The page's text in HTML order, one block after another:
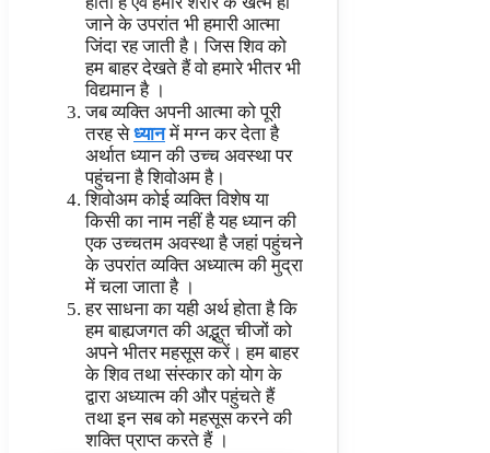
जाने के उपरांत भी हमारी आत्मा
जिंदा रह जाती है। जिस शिव को
हम बाहर देखते हैं वो हमारे भीतर भी
विद्यमान है ।
जब व्यक्ति अपनी आत्मा को पूरी
तरह सेध्यानमें मग्न कर देता है
अर्थात ध्यान की उच्च अवस्था पर
पहुंचना है शिवोअम है।
शिवोअम कोई व्यक्ति विशेष या
किसी का नाम नहीं है यह ध्यान की
एक उच्चतम अवस्था है जहां पहुंचने
के उपरांत व्यक्ति अध्यात्म की मुद्रा
में चला जाता है ।
हर साधना का यही अर्थ होता है कि
हम बाह्यजगत की अद्भुत चीजों को
अपने भीतर महसूस करें। हम बाहर
के शिव तथा संस्कार को योग के
द्वारा अध्यात्म की और पहुंचते हैं
तथा इन सब को महसूस करने की
शक्ति प्राप्त करते हैं ।